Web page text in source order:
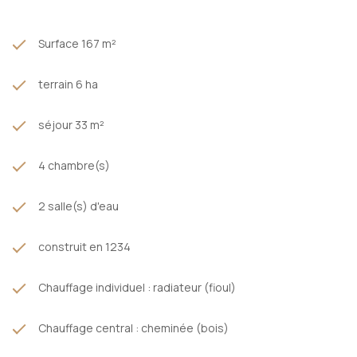
Surface 167 m²
terrain 6 ha
séjour 33 m²
4 chambre(s)
2 salle(s) d'eau
construit en 1234
Chauffage individuel : radiateur (fioul)
Chauffage central : cheminée (bois)